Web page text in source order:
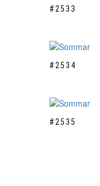
#2533
#2534
#2535